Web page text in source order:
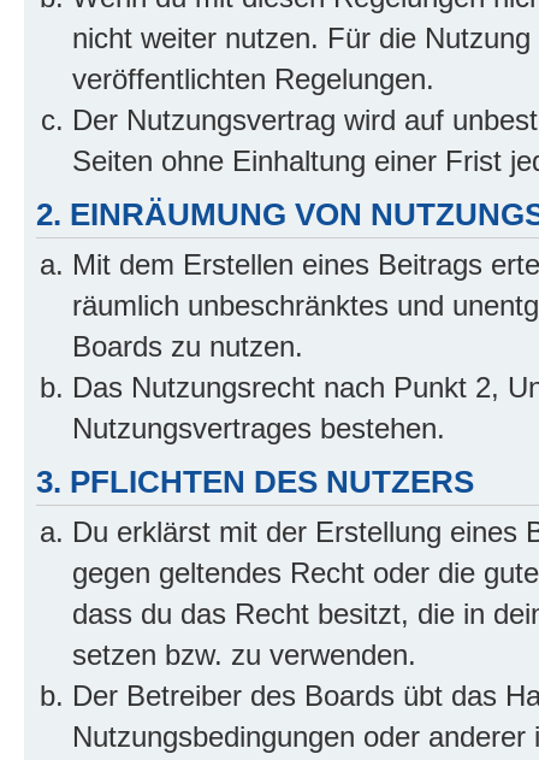
nicht weiter nutzen. Für die
veröffentlichten Regelungen.
Der Nutzungsvertrag wird auf
Seiten ohne Einhaltung einer Frist
2. EINRÄUMUNG VON
Mit dem Erstellen eines Beitrags
räumlich unbeschränktes und
Boards zu nutzen.
Das Nutzungsrecht nach Punkt 2,
Nutzungsvertrages bestehen.
3. PFLICHTEN DES NUTZERS
Du erklärst mit der Erstellung eines
gegen geltendes Recht oder die
dass du das Recht besitzt, die in
setzen bzw. zu verwenden.
Der Betreiber des Boards übt das
Nutzungsbedingungen oder